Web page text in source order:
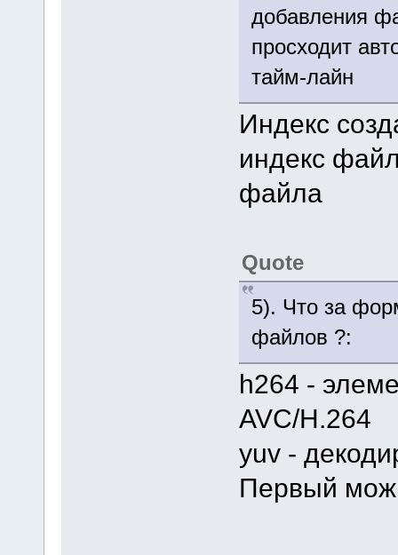
добавления
просходит
тайм-лайн
Индекс
индекс
файла
Quote
5). Что за
файлов ?:
h264 -
AVC/H.264
yuv -
Первый